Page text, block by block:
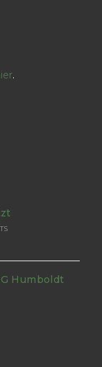
.
Humboldt